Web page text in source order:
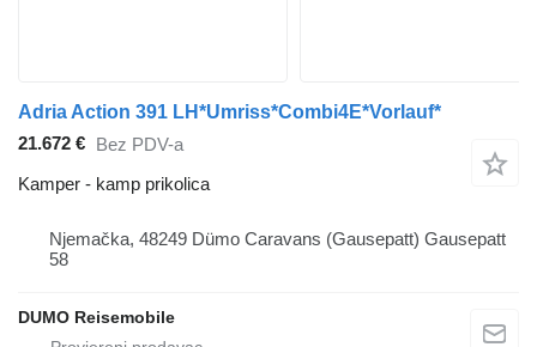
Adria Action 391 LH*Umriss*Combi4E*Vorlauf*
21.672 € Bez PDV-a
Kamper - kamp prikolica
Njemačka, 48249 Dümo Caravans (Gausepatt) Gausepatt
58
DUMO Reisemobile